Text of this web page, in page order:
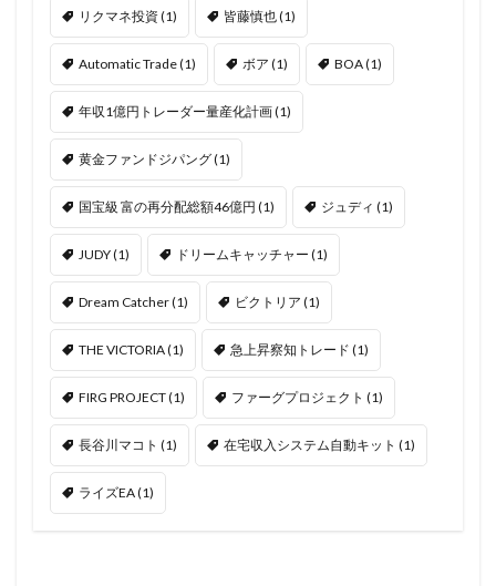
リクマネ投資(1) 皆藤慎也(1)
Automatic Trade(1) ボア (1) BOA(1)
年収1億円トレーダー量産化計画(1)
黄金ファンドジパング(1)
国宝級 富の再分配総額46億円 (1) ジュディ (1)
JUDY(1) ドリームキャッチャー (1)
Dream Catcher(1) ビクトリア (1)
THE VICTORIA(1) 急上昇察知トレード (1)
FIRG PROJECT(1) ファーグプロジェクト (1)
長谷川マコト (1) 在宅収入システム自動キット (1)
ライズEA(1)